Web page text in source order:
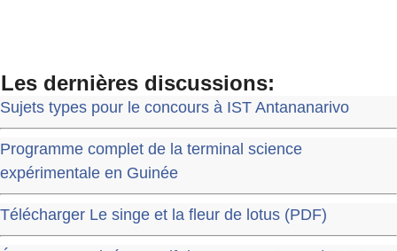
Les dernières discussions:
Sujets types pour le concours à IST Antananarivo
Programme complet de la terminal science
expérimentale en Guinée
Télécharger Le singe et la fleur de lotus (PDF)